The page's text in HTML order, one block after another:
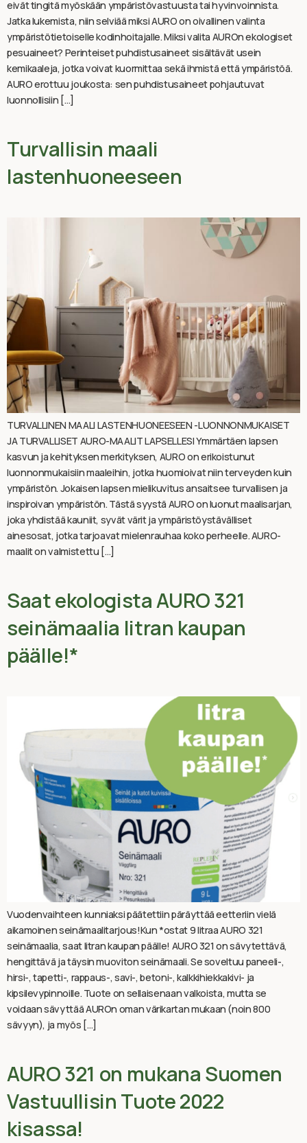
eivät tingitä myöskään ympäristövastuusta tai hyvinvoinnista.
Jatka lukemista, niin selviää miksi AURO on oivallinen valinta
ympäristötietoiselle kodinhoitajalle. Miksi valita AUROn ekologiset
pesuaineet? Perinteiset puhdistusaineet sisältävät usein
kemikaaleja, jotka voivat kuormittaa sekä ihmistä että ympäristöä.
AURO erottuu joukosta: sen puhdistusaineet pohjautuvat
luonnollisiin […]
Turvallisin maali
lastenhuoneeseen
TURVALLINEN MAALI LASTENHUONEESEEN -LUONNONMUKAISET
JA TURVALLISET AURO-MAALIT LAPSELLESI Ymmärtäen lapsen
kasvun ja kehityksen merkityksen, AURO on erikoistunut
luonnonmukaisiin maaleihin, jotka huomioivat niin terveyden kuin
ympäristön. Jokaisen lapsen mielikuvitus ansaitsee turvallisen ja
inspiroivan ympäristön. Tästä syystä AURO on luonut maalisarjan,
joka yhdistää kauniit, syvät värit ja ympäristöystävälliset
ainesosat, jotka tarjoavat mielenrauhaa koko perheelle. AURO-
maalit on valmistettu […]
Saat ekologista AURO 321
seinämaalia litran kaupan
päälle!*
Vuodenvaihteen kunniaksi päätettiin päräyttää eetteriin vielä
aikamoinen seinämaalitarjous!Kun *ostat 9 litraa AURO 321
seinämaalia, saat litran kaupan päälle! AURO 321 on sävytettävä,
hengittävä ja täysin muoviton seinämaali. Se soveltuu paneeli-,
hirsi-, tapetti-, rappaus-, savi-, betoni-, kalkkihiekkakivi- ja
kipsilevypinnoille. Tuote on sellaisenaan valkoista, mutta se
voidaan sävyttää AUROn oman värikartan mukaan (noin 800
sävyyn), ja myös […]
AURO 321 on mukana Suomen
Vastuullisin Tuote 2022
kisassa!